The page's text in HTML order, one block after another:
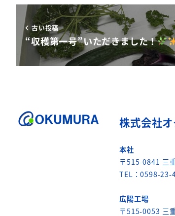
古い投稿
“収穫第一号”いただきました！
株式会社オ
本社
〒515-0841 三
TEL：0598-
広陽工場
〒515-0053 三